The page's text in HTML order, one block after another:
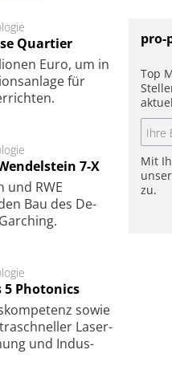
Quartier
Euro, um in
für
7-X
und RWE
Bau des De­
Photonics
sowie
Laser­
und In­dus­
pro-
Top
Mit
zu.